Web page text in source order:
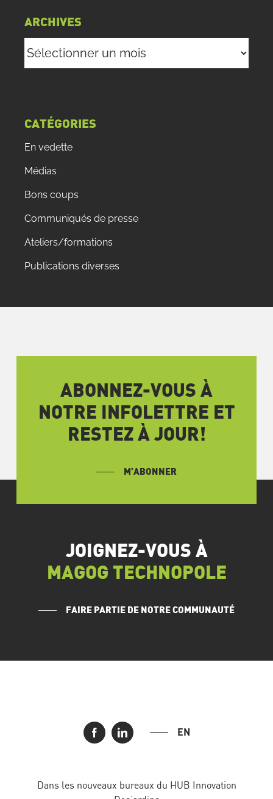
ARCHIVES
CATÉGORIES
En vedette
Médias
Bons coups
Communiqués de presse
Ateliers/formations
Publications diverses
ABONNEZ-VOUS À
NOTRE INFOLETTRE ET
RESTEZ À JOUR!
M’ABONNER
JOIGNEZ-VOUS À
MAGOG TECHNOPOLE
FAIRE PARTIE DE NOTRE COMMUNAUTÉ
EN
Dans les nouveaux bureaux du HUB Innovation